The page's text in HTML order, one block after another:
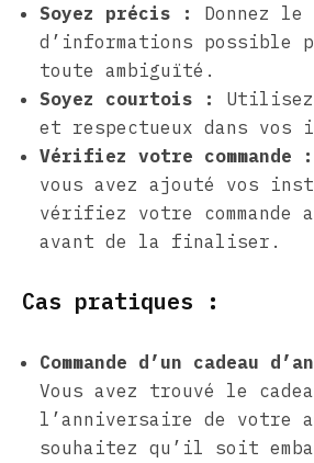
Soyez précis :
Donnez le
d’informations possible
toute ambiguïté.
Soyez courtois :
Utilisez
et respectueux dans vos
Vérifiez votre commande :
vous avez ajouté vos
vérifiez votre commande
avant de la finaliser.
Cas pratiques :
Commande d’un cadeau
Vous avez trouvé le
l’anniversaire de votre
souhaitez qu’il soit